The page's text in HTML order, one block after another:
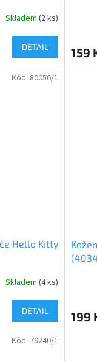
Skladem (2 ks)
DETAIL 159
Hello Kitty
Skladem (4 ks)
DETAIL
Kód: 80056/1
199
Kód: 79240/1